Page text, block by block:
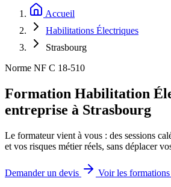
Accueil
Habilitations Électriques
Strasbourg
Norme NF C 18-510
Formation Habilitation
entreprise à Strasbourg
Le formateur vient à vous : des sessions
et vos risques métier réels, sans déplacer
Demander un devis
Voir les formations